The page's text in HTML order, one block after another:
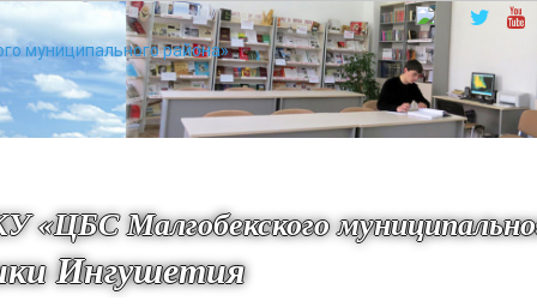
«ЦБС Малгобекского
Ингушетия